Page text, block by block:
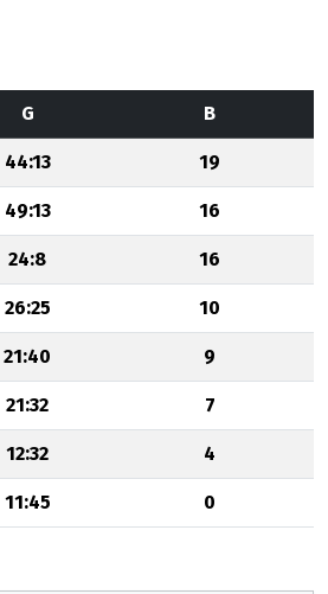
G B
44:13 19
49:13 16
24:8 16
26:25 10
21:40 9
21:32 7
12:32 4
11:45 0